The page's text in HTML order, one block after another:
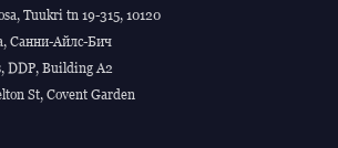
Tuukri tn 19-315, 10120
Санни-Айлс-Бич
DDP, Building A2
St, Covent Garden